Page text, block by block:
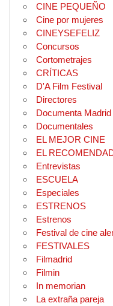
CINE PEQUEÑO
Cine por mujeres
CINEYSEFELIZ
Concursos
Cortometrajes
CRÍTICAS
D'A Film Festival
Directores
Documenta Madrid
Documentales
EL MEJOR CINE
EL
Entrevistas
ESCUELA
Especiales
ESTRENOS
Estrenos
Festival de cine
FESTIVALES
Filmadrid
Filmin
In memorian
La extraña pareja